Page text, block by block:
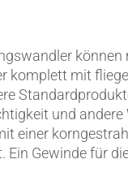
Isoliertechnik &
Maschinen-
können
komplett mit
und
einer
Ein Gewinde für